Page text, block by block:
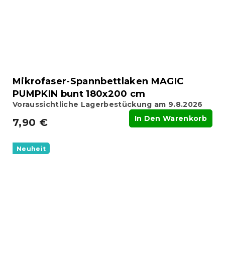
Mikrofaser-Spannbettlaken MAGIC
PUMPKIN bunt 180x200 cm
Voraussichtliche Lagerbestückung am 9.8.2026
7,90 € In Den Warenkorb
Neuheit